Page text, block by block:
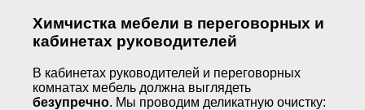
Химчистка мебели в переговорных и
кабинетах руководителей
В кабинетах руководителей и переговорных
комнатах мебель должна выглядеть
безупречно. Мы проводим деликатную очистку: